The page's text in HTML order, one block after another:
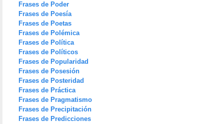
Frases de Poder
Frases de Poesía
Frases de Poetas
Frases de Polémica
Frases de Política
Frases de Políticos
Frases de Popularidad
Frases de Posesión
Frases de Posteridad
Frases de Práctica
Frases de Pragmatismo
Frases de Precipitación
Frases de Predicciones